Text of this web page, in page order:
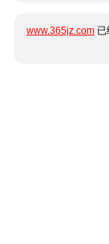
www.365jz.com